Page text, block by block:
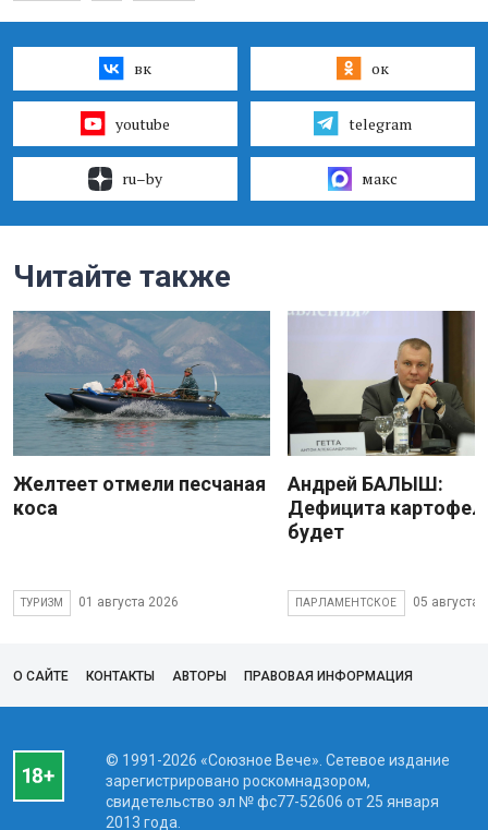
вк ок
youtube telegram
ru–by макс
Читайте также
Желтеет отмели песчаная
коса
ТУРИЗМ 01 августа 2026
Андрей БАЛЫШ:
Дефицита
будет
ПАРЛАМЕНТСКОЕ 05 августа
О САЙТЕ КОНТАКТЫ АВТОРЫ ПРАВОВАЯ ИНФОРМАЦИЯ
© 1991-2026 «Союзное Вече». Сетевое издание
зарегистрировано роскомнадзором,
свидетельство эл № фc77-52606 от 25 января
2013 года.